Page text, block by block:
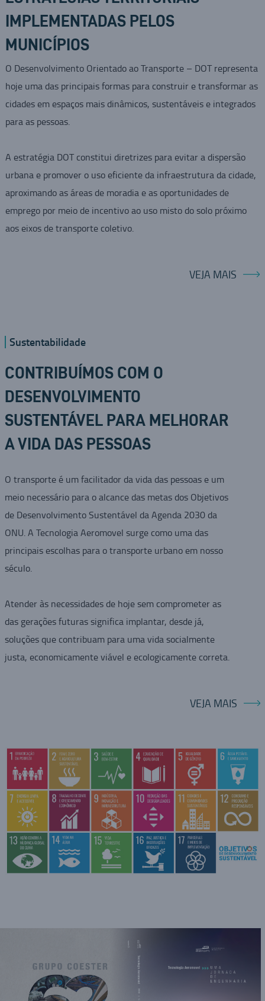
IMPLEMENTADAS PELOS
MUNICÍPIOS
O Desenvolvimento Orientado ao Transporte – DOT representa
hoje uma das principais formas para construir e transformar as
cidades em espaços mais dinâmicos, sustentáveis e integrados
para as pessoas.
A estratégia DOT constitui diretrizes para evitar a dispersão
urbana e promover o uso eficiente da infraestrutura da cidade,
aproximando as áreas de moradia e as oportunidades de
emprego por meio de incentivo ao uso misto do solo próximo
aos eixos de transporte coletivo.
VEJA MAIS
Sustentabilidade
CONTRIBUÍMOS COM O
DESENVOLVIMENTO
SUSTENTÁVEL PARA MELHORAR
A VIDA DAS PESSOAS
O transporte é um facilitador da vida das pessoas e um
meio necessário para o alcance das metas dos Objetivos
de Desenvolvimento Sustentável da Agenda 2030 da
ONU. A Tecnologia Aeromovel surge como uma das
principais escolhas para o transporte urbano em nosso
século.
Atender às necessidades de hoje sem comprometer as
das gerações futuras significa implantar, desde já,
soluções que contribuam para uma vida socialmente
justa, economicamente viável e ecologicamente correta.
VEJA MAIS